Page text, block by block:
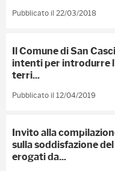
Pubblicato il 22/03/2018
Il Comune di San
intenti per introdurre
terri...
Pubblicato il 12/04/2019
Invito alla
sulla soddisfazione
erogati da...